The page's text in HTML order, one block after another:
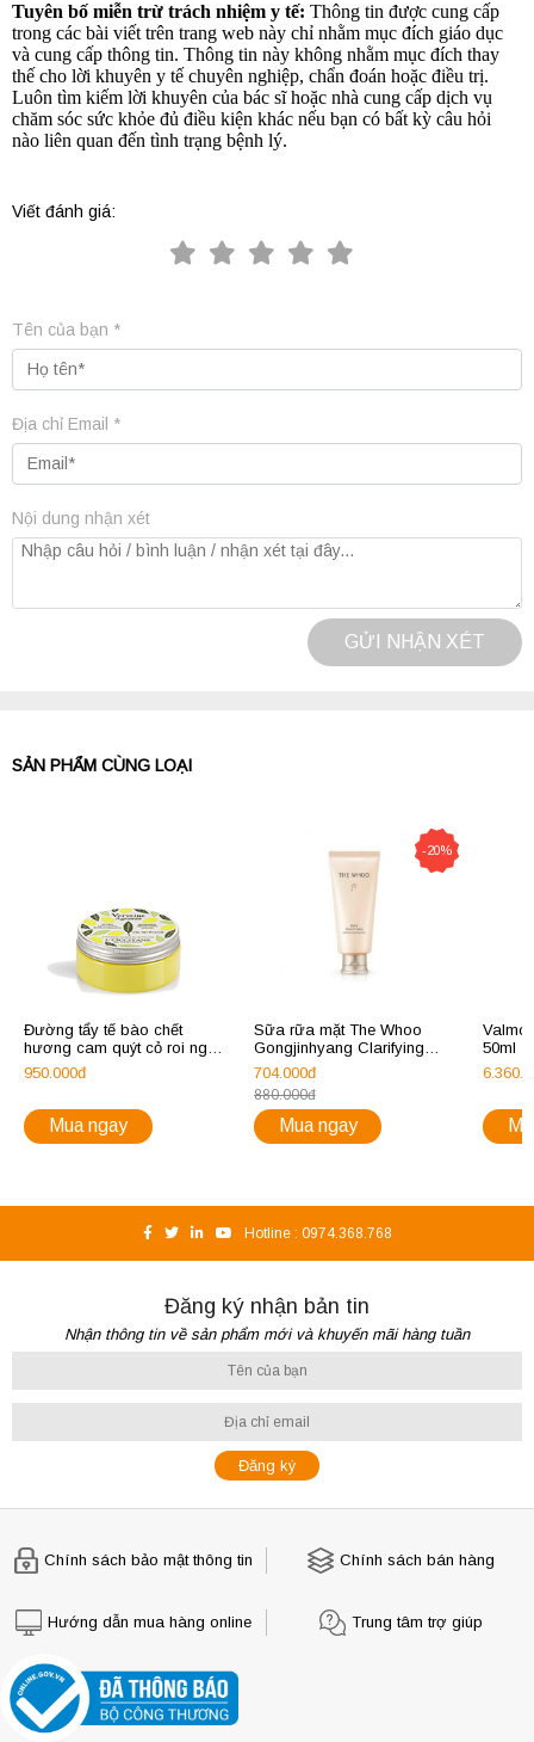
Tuyên bố miễn trừ trách nhiệm y tế: Thông tin được cung cấp
trong các bài viết trên trang web này chỉ nhằm mục đích giáo dục
và cung cấp thông tin. Thông tin này không nhằm mục đích thay
thế cho lời khuyên y tế chuyên nghiệp, chẩn đoán hoặc điều trị.
Luôn tìm kiếm lời khuyên của bác sĩ hoặc nhà cung cấp dịch vụ
chăm sóc sức khỏe đủ điều kiện khác nếu bạn có bất kỳ câu hỏi
nào liên quan đến tình trạng bệnh lý.
Viết đánh giá:
Tên của bạn *
Địa chỉ Email *
Nội dung nhận xét
GỬI NHẬN XÉT
SẢN PHẨM CÙNG LOẠI
Đường tẩy tế bào chết
hương cam quýt cỏ roi ngựa
L'Occitane Verveine
Refreshing Exfoliating
950.000đ
Mua ngay
-20%
Sữa rữa mặt The Whoo
Gongjinhyang Clarifying
Cleansing Foam 180ml
704.000đ
880.000đ
Mua ngay
50ml -
không
Hotline : 0974.368.768
Đăng ký nhận bản tin
Nhận thông tin về sản phẩm mới và khuyến mãi hàng tuần
Chính sách bảo mật thông tin Chính sách bán hàng
Hướng dẫn mua hàng online Trung tâm trợ giúp